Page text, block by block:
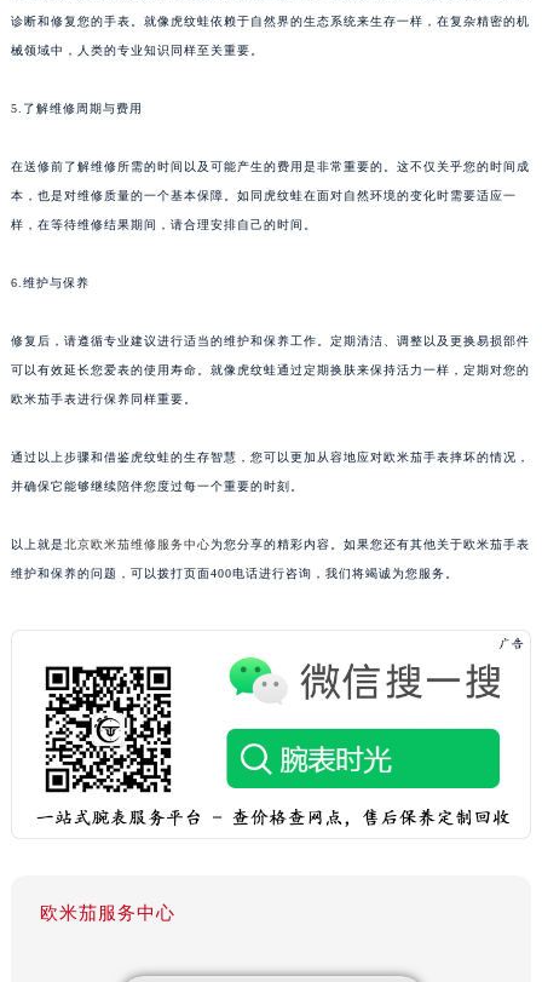
诊断和修复您的手表。就像虎纹蛙依赖于自然界的生态系统来生存一样，在复杂精密的机
械领域中，人类的专业知识同样至关重要。
5.了解维修周期与费用
在送修前了解维修所需的时间以及可能产生的费用是非常重要的。这不仅关乎您的时间成
本，也是对维修质量的一个基本保障。如同虎纹蛙在面对自然环境的变化时需要适应一
样，在等待维修结果期间，请合理安排自己的时间。
6.维护与保养
修复后，请遵循专业建议进行适当的维护和保养工作。定期清洁、调整以及更换易损部件
可以有效延长您爱表的使用寿命。就像虎纹蛙通过定期换肤来保持活力一样，定期对您的
欧米茄手表进行保养同样重要。
通过以上步骤和借鉴虎纹蛙的生存智慧，您可以更加从容地应对欧米茄手表摔坏的情况，
并确保它能够继续陪伴您度过每一个重要的时刻。
以上就是北京欧米茄维修服务中心为您分享的精彩内容。如果您还有其他关于欧米茄手表
维护和保养的问题，可以拨打页面400电话进行咨询，我们将竭诚为您服务。
欧米茄服务中心